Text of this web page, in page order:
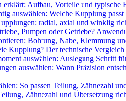
erklärt: Aufbau, Vorteile und typische
auswählen: Welche Kupplung
radial, axial und winklig
Pumpen oder Getriebe?
Bohrung, Nabe, Klemmung
Kupplung? Der technische
auswählen: Auslegung Schritt
auswählen: Wann Präzision
So passen Teilung, Zähnezahl
Zähnezahl und Übersetzung